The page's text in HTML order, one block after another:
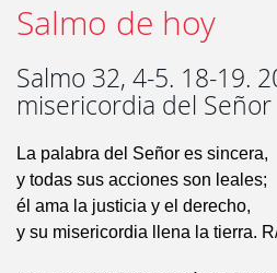
Salmo de hoy
Salmo 32, 4-5. 18-19.
misericordia del
La palabra del Señor es sincera,
y todas sus acciones son leales;
él ama la justicia y el derecho,
y su misericordia llena la tierra.